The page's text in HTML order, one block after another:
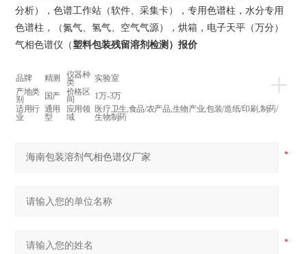
分析），色谱工作站（软件、采集卡），专用色谱柱，水分专用
色谱柱，（氮气、氢气、空气气源），烘箱，电子天平（万分）
气相色谱仪（塑料包装残留溶剂检测）报价
+
品牌 精测 仪器种
类 实验室
产地类
别
国产
价格区
间
1万-3万
适用行
业
通用
型
应用领
域
医疗卫生,食品/农产品,生物产业,包装/造纸/印刷,制药/
生物制药